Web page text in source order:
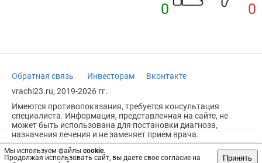
Мы используем файлы cookie.
Продолжая использовать сайт, вы даете свое согласие на
Принять
0 0
Обратная связь Инвесторам
Вконтакте
vrachi23.ru, 2019-2026 гг.
Имеются противопоказания, требуется консультация
специалиста. Информация, представленная на сайте, не
может быть использована для постановки диагноза,
назначения лечения и не заменяет прием врача.
Возрастное ограничение: 18+